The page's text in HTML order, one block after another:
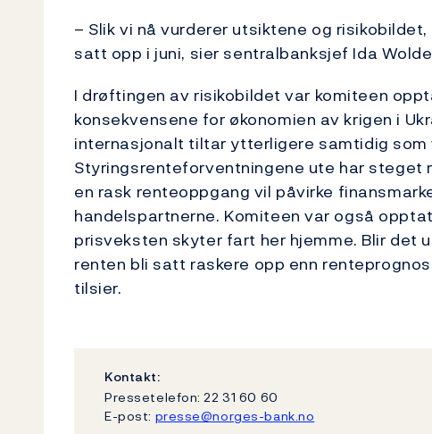
– Slik vi nå vurderer utsiktene og
satt opp i juni, sier sentralbanksjef Ida
I drøftingen av risikobildet var komiteen
konsekvensene for økonomien av krigen i
internasjonalt tiltar ytterligere samtidig som
Styringsrenteforventningene ute har steget
en rask renteoppgang vil påvirke
handelspartnerne. Komiteen var også
prisveksten skyter fart her hjemme. Blir det
renten bli satt raskere opp enn
tilsier.
Kontakt:
Pressetelefon: 22 31 60 60
E-post: presse@norges-bank.no